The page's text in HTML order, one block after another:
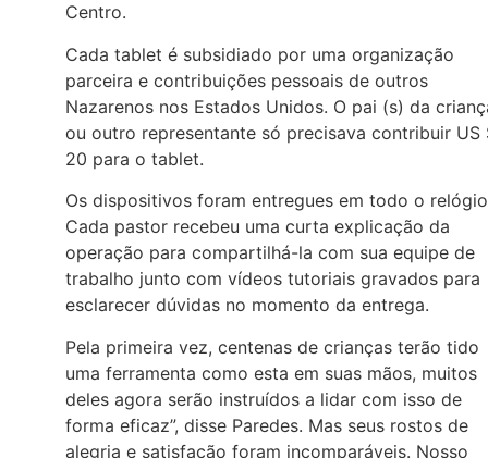
Centro.
Cada tablet é subsidiado por uma organização
parceira e contribuições pessoais de outros
Nazarenos nos Estados Unidos. O pai (s) da
ou outro representante só precisava contribuir US
20 para o tablet.
Os dispositivos foram entregues em todo o
Cada pastor recebeu uma curta explicação da
operação para compartilhá-la com sua equipe de
trabalho junto com vídeos tutoriais gravados para
esclarecer dúvidas no momento da entrega.
Pela primeira vez, centenas de crianças terão tido
uma ferramenta como esta em suas mãos, muitos
deles agora serão instruídos a lidar com isso de
forma eficaz”, disse Paredes. Mas seus rostos de
alegria e satisfação foram incomparáveis. Nosso